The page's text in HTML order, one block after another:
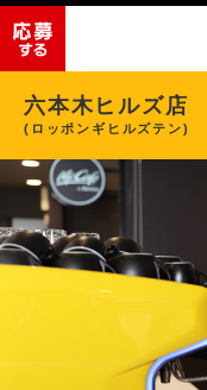
六本木ヒルズ店
(ロッポンギヒルズテン)